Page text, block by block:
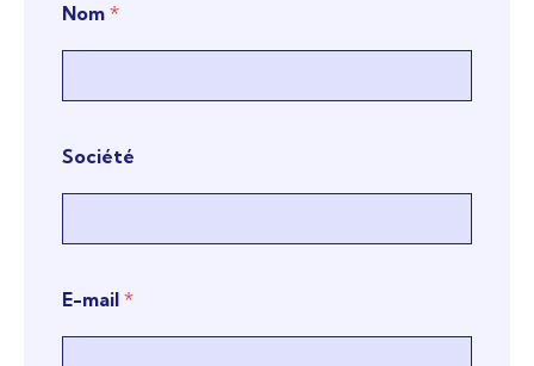
Nom *
Société
E-mail *